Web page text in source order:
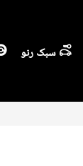
سبک رنو